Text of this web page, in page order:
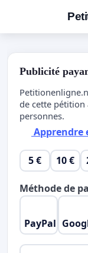
Publicité
de cette pétition
personnes.
Apprendre
5 € 10 €
Méthode de
PayPal